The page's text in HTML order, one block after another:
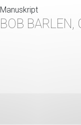
Manuskript
BOB BARLEN,